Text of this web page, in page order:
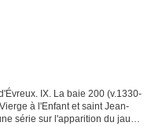
IX. La baie 200 (v.1330-
à l'Enfant et saint Jean-
série sur l'apparition du jaune